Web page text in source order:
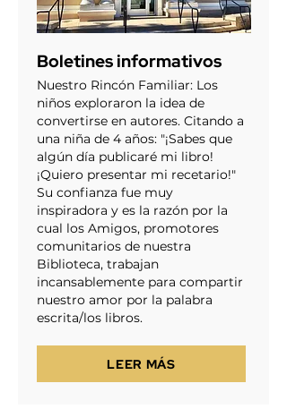
Boletines informativos
Nuestro Rincón Familiar: Los
niños exploraron la idea de
convertirse en autores. Citando a
una niña de 4 años: "¡Sabes que
algún día publicaré mi libro!
¡Quiero presentar mi recetario!"
Su confianza fue muy
inspiradora y es la razón por la
cual los Amigos, promotores
comunitarios de nuestra
Biblioteca, trabajan
incansablemente para compartir
nuestro amor por la palabra
escrita/los libros.
LEER MÁS